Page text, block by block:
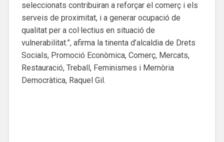
seleccionats contribuiran a reforçar el comerç i els
serveis de proximitat, i a generar ocupació de
qualitat per a col·lectius en situació de
vulnerabilitat.”, afirma la tinenta d’alcaldia de Drets
Socials, Promoció Econòmica, Comerç, Mercats,
Restauració, Treball, Feminismes i Memòria
Democràtica, Raquel Gil.